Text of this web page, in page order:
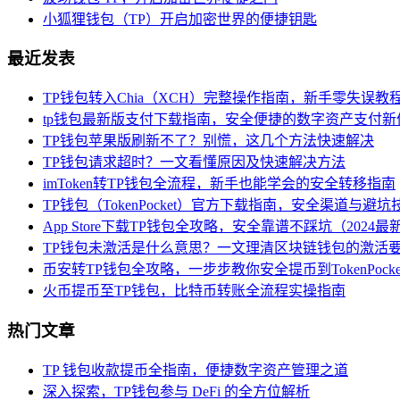
小狐狸钱包（TP）开启加密世界的便捷钥匙
最近发表
TP钱包转入Chia（XCH）完整操作指南，新手零失误教
tp钱包最新版支付下载指南，安全便捷的数字资产支付新
TP钱包苹果版刷新不了？别慌，这几个方法快速解决
TP钱包请求超时？一文看懂原因及快速解决方法
imToken转TP钱包全流程，新手也能学会的安全转移指南
TP钱包（TokenPocket）官方下载指南，安全渠道与避坑
App Store下载TP钱包全攻略，安全靠谱不踩坑（2024最
TP钱包未激活是什么意思？一文理清区块链钱包的激活
币安转TP钱包全攻略，一步步教你安全提币到
火币提币至TP钱包，比特币转账全流程实操指南
热门文章
TP 钱包收款提币全指南，便捷数字资产管理之道
深入探索，TP钱包参与 DeFi 的全方位解析